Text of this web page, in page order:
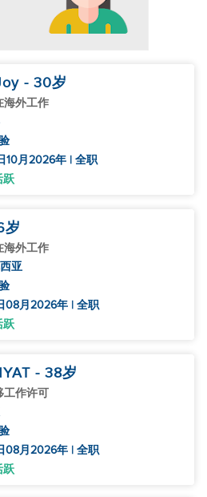
- 30岁
海外工作
10月2026年 | 全职
跃
岁
海外工作
亚
08月2026年 | 全职
跃
- 38岁
工作许可
08月2026年 | 全职
跃